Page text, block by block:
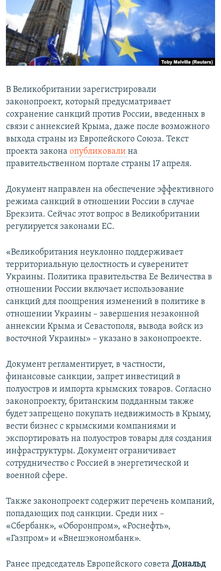
ПОБЕДИТЕЛЕЙ НЕ СУДЯТ?
КРЫМ.НЕПОКОРЕННЫЙ
ELIFBE
УКРАИНСКАЯ ПРОБЛЕМА КРЫМА
ПРИСОЕДИНЯЙТЕСЬ!
В Великобритании зарегистрировали
законопроект, который предусматривает
сохранение санкций против России, введенных в
связи с аннексией Крыма, даже после возможного
выхода страны из Европейского Союза. Текст
проекта закона опубликовали на
правительственном портале страны 17 апреля.
Документ направлен на обеспечение эффективного
режима санкций в отношении России в случае
Брекзита. Сейчас этот вопрос в Великобритании
регулируется законами ЕС.
«Великобритания неуклонно поддерживает
территориальную целостность и суверенитет
Украины. Политика правительства Ее Величества в
отношении России включает использование
санкций для поощрения изменений в политике в
отношении Украины – завершения незаконной
аннексии Крыма и Севастополя, вывода войск из
восточной Украины» – указано в законопроекте.
Документ регламентирует, в частности,
финансовые санкции, запрет инвестиций в
полуостров и импорта крымских товаров. Согласно
законопроекту, британским подданным также
будет запрещено покупать недвижимость в Крыму,
вести бизнес с крымскими компаниями и
экспортировать на полуостров товары для создания
инфраструктуры. Документ ограничивает
сотрудничество с Россией в энергетической и
военной сфере.
Также законопроект содержит перечень компаний,
попадающих под санкции. Среди них –
«Сбербанк», «Оборонпром», «Роснефть»,
«Газпром» и «Внешэкономбанк».
Ранее председатель Европейского совета Дональд